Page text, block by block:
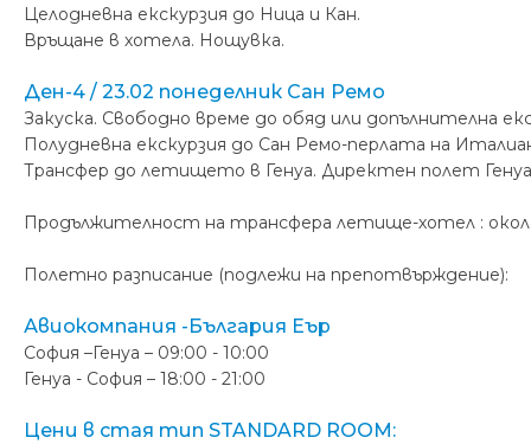
Целодневна екскурзия до Ница и Кан.
Връщане в хотела. Нощувка.
Ден-4 / 23.02 понеделник Сан Ремо
Закуска. Свободно време до обяд или допълнителна
Полудневна екскурзия до Сан Ремо-перлата на
Трансфер до летището в Генуа. Директен полет
Продължителност на трансфера летище-хотел :
Полетно разписание (подлежи на препотвърждение):
Авиокомпания -България Еър
София –Генуа – 09:00 - 10:00
Генуа - София – 18:00 - 21:00
Цени в стая тип STANDARD ROOM: